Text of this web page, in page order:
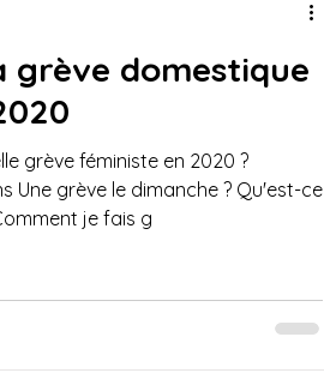
retraites 8 mars
LGBTQIA+
grève domestique
grève féministe en 2020 ?
Une grève le dimanche ? Qu'est-ce
je fais g